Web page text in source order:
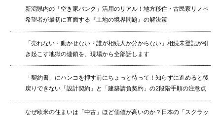
新潟県内の「空き家バンク」活用のリアル！地方移住・古民家リノベ
希望者が最初に直面する『土地の境界問題』の解決策
「売れない・動かせない・誰が相続人か分からない」相続未登記が引
き起こす地獄の連鎖を、現場から全部話します
「契約書」にハンコを押す前にちょっと待って！知らずに進めると後
戻りできない「設計契約」と「建築請負契約」の2段階手順の注意点
なぜ欧米の住まいは「中古」ほど価値が高いのか？日本の「スクラッ